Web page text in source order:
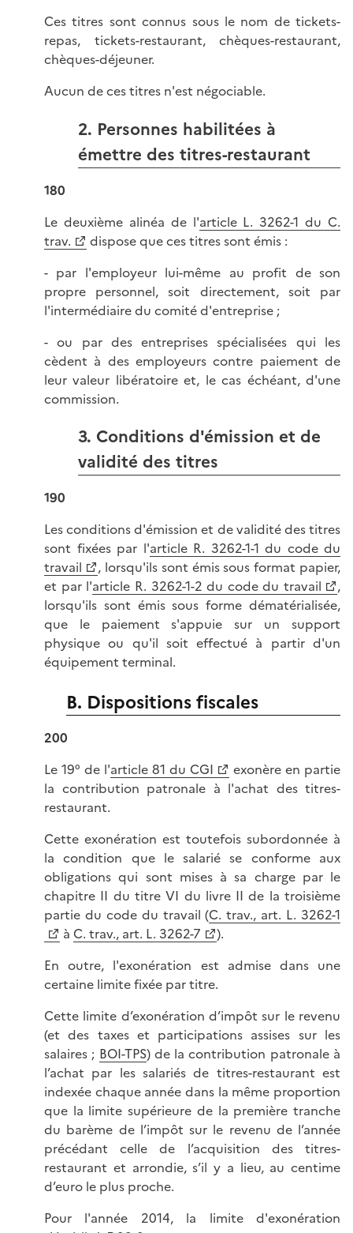
Ces titres sont connus sous le nom de tickets-
repas, tickets-restaurant, chèques-restaurant,
chèques-déjeuner.
Aucun de ces titres n'est négociable.
2. Personnes habilitées à
émettre des titres-restaurant
180
Le deuxième alinéa de l'article L. 3262-1 du C.
trav.
dispose que ces titres sont émis :
- par l'employeur lui-même au profit de son
propre personnel, soit directement, soit par
l'intermédiaire du comité d'entreprise ;
- ou par des entreprises spécialisées qui les
cèdent à des employeurs contre paiement de
leur valeur libératoire et, le cas échéant, d'une
commission.
3. Conditions d'émission et de
validité des titres
190
Les conditions d'émission et de validité des titres
sont fixées par l'article R. 3262-1-1 du code du
travail
, lorsqu'ils sont émis sous format papier,
et par l'article R. 3262-1-2 du code du travail
,
lorsqu'ils sont émis sous forme dématérialisée,
que le paiement s'appuie sur un support
physique ou qu'il soit effectué à partir d'un
équipement terminal.
B. Dispositions fiscales
200
Le 19° de l'article 81 du CGI
exonère en partie
la contribution patronale à l'achat des titres-
restaurant.
Cette exonération est toutefois subordonnée à
la condition que le salarié se conforme aux
obligations qui sont mises à sa charge par le
chapitre II du titre VI du livre II de la troisième
partie du code du travail (C. trav., art. L. 3262-1
à C. trav., art. L. 3262-7
).
En outre, l'exonération est admise dans une
certaine limite fixée par titre.
Cette limite d’exonération d’impôt sur le revenu
(et des taxes et participations assises sur les
salaires ; BOI-TPS) de la contribution patronale à
l’achat par les salariés de titres-restaurant est
indexée chaque année dans la même proportion
que la limite supérieure de la première tranche
du barème de l’impôt sur le revenu de l’année
précédant celle de l’acquisition des titres-
restaurant et arrondie, s’il y a lieu, au centime
d’euro le plus proche.
Pour l'année 2014, la limite d'exonération